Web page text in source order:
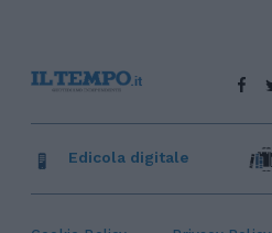
Edicola digitale